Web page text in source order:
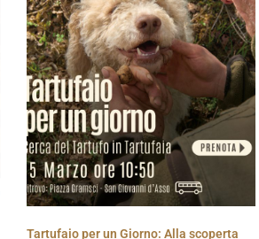
Tartufaio per un Giorno: Alla scoperta